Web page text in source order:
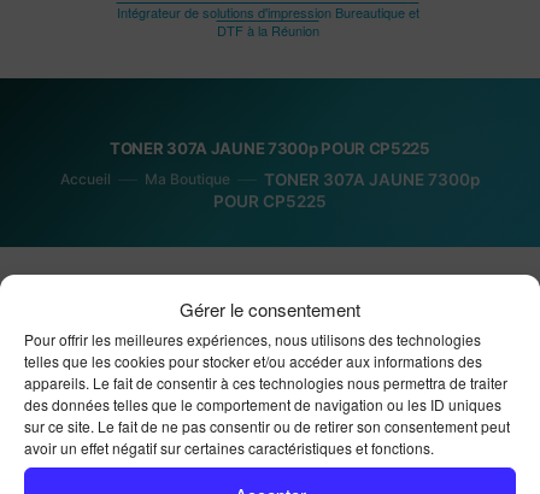
Gérer le consentement
Pour offrir les meilleures expériences, nous utilisons des technologies
telles que les cookies pour stocker et/ou accéder aux informations des
appareils. Le fait de consentir à ces technologies nous permettra de traiter
des données telles que le comportement de navigation ou les ID uniques
sur ce site. Le fait de ne pas consentir ou de retirer son consentement peut
avoir un effet négatif sur certaines caractéristiques et fonctions.
Intégrateur de solutions d'impression Bureautique et
DTF à la Réunion
TONER 307A JAUNE 7300p POUR CP5225
Accueil Ma Boutique
TONER 307A JAUNE 7300p
POUR CP5225
TONER 307A JAUNE
7300p POUR CP5225